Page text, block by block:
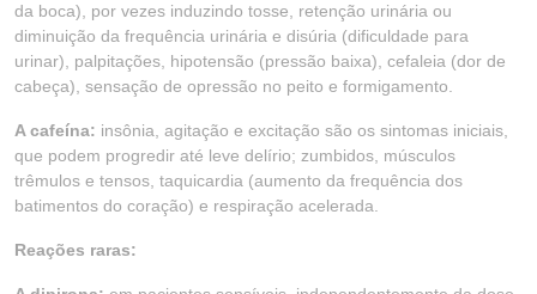
da boca), por vezes induzindo tosse, retenção urinária ou
diminuição da frequência urinária e disúria (dificuldade para
urinar), palpitações, hipotensão (pressão baixa), cefaleia (dor de
cabeça), sensação de opressão no peito e formigamento.
A cafeína: insônia, agitação e excitação são os sintomas iniciais,
que podem progredir até leve delírio; zumbidos, músculos
trêmulos e tensos, taquicardia (aumento da frequência dos
batimentos do coração) e respiração acelerada.
Reações raras: